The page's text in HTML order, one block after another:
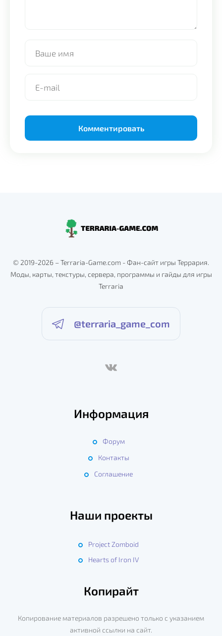
© 2019-2026 – Terraria-Game.com - Фан-сайт игры Террария.
Моды, карты, текстуры, сервера, программы и гайды для игры
Terraria
@terraria_game_com
Информация
Форум
Контакты
Соглашение
Наши проекты
Project Zomboid
Hearts of Iron IV
Копирайт
Копирование материалов разрешено только с указанием
активной ссылки на сайт.